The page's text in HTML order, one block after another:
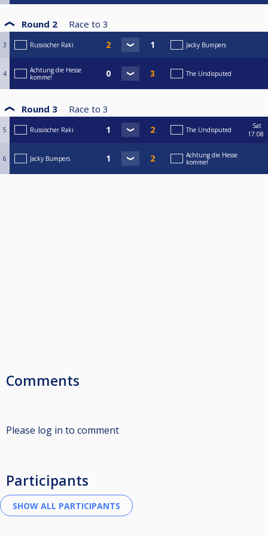
Round 2 Race to 3
3 Russischer Raki Jacky Bumpers
4
Achtung die Hesse
komme!
The Undisputed
Round 3 Race to 3
5 Russischer Raki The Undisputed
Sat
17:08
6 Jacky Bumpers
Achtung die Hesse
komme!
Comments
Please log in to comment
Participants